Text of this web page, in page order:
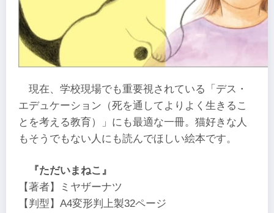
現在、学校現場でも重要視されている「デス・
エデュケーション（死を通してよりよく生きるこ
とを考える教育）」にも最適な一冊。猫好きな人
もそうでもない人にも読んでほしい絵本です。
『ただいまねこ』
【著者】ミヤザーナツ
【判型】A4変形判上製32ページ